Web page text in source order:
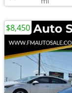
$8,450